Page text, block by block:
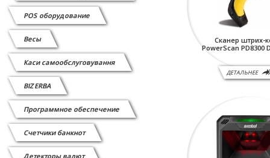
POS оборудование
Весы
Каси самообслуговування
BIZERBA
Программное обеспечение
Счетчики банкнот
Детекторы валют
Сканер штрих-
PowerScan PD8300
ДЕТАЛЬНЕЕ